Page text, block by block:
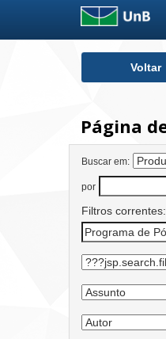
Voltar
Página
Buscar em:
por
Filtros correntes: